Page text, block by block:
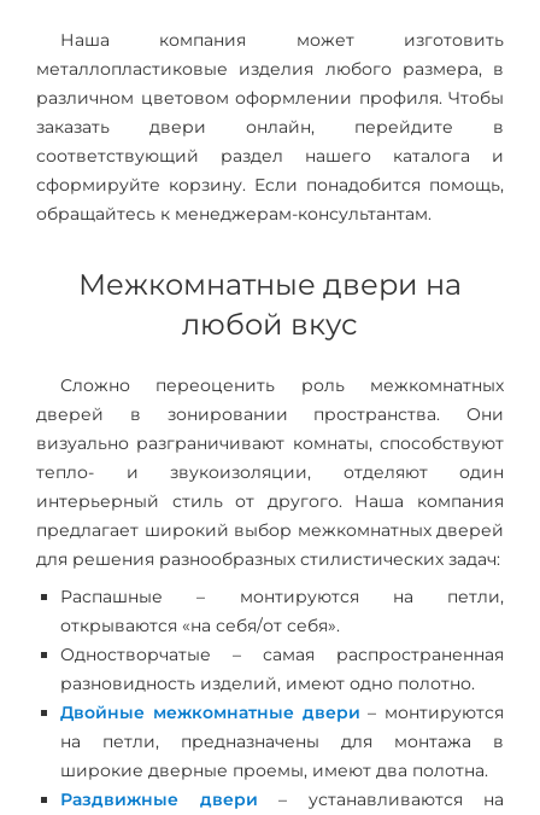
Наша компания может изготовить
металлопластиковые изделия любого размера, в
различном цветовом оформлении профиля. Чтобы
заказать двери онлайн, перейдите в
соответствующий раздел нашего каталога и
сформируйте корзину. Если понадобится помощь,
обращайтесь к менеджерам-консультантам.
Межкомнатные двери на
любой вкус
Сложно переоценить роль межкомнатных
дверей в зонировании пространства. Они
визуально разграничивают комнаты, способствуют
тепло- и звукоизоляции, отделяют один
интерьерный стиль от другого. Наша компания
предлагает широкий выбор межкомнатных дверей
для решения разнообразных стилистических задач:
Распашные – монтируются на петли,
открываются «на себя/от себя».
Одностворчатые – самая распространенная
разновидность изделий, имеют одно полотно.
Двойные межкомнатные двери – монтируются
на петли, предназначены для монтажа в
широкие дверные проемы, имеют два полотна.
Раздвижные двери – устанавливаются на